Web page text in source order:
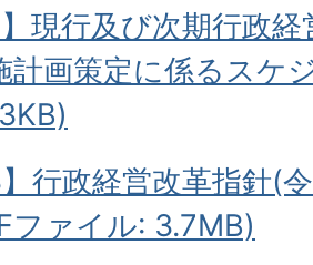
】現行及び次期行政
計画策定に係るスケ
】行政経営改革指針(
ファイル: 3.7MB)